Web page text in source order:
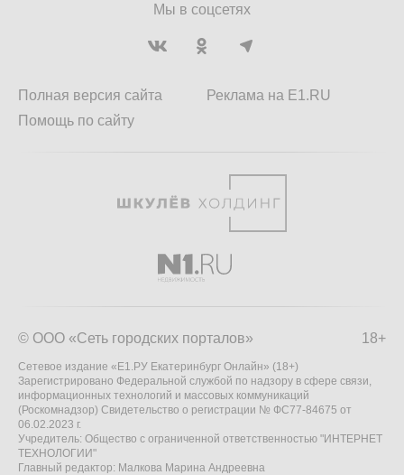
Мы в соцсетях
Полная версия сайта
Помощь по сайту
Реклама на E1.RU
18+
© ООО «Сеть городских порталов»
Сетевое издание «Е1.РУ Екатеринбург Онлайн» (18+)
Зарегистрировано Федеральной службой по надзору в сфере связи,
информационных технологий и массовых коммуникаций
(Роскомнадзор) Свидетельство о регистрации № ФС77-84675 от
06.02.2023 г.
Учредитель: Общество с ограниченной ответственностью "ИНТЕРНЕТ
ТЕХНОЛОГИИ"
Главный редактор: Малкова Марина Андреевна